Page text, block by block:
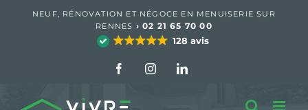
NEUF, RÉNOVATION ET NÉGOCE EN MENUISERIE SUR
RENNES › 02 21 65 70 00
128 avis
FacebookInstagramLinkedIn